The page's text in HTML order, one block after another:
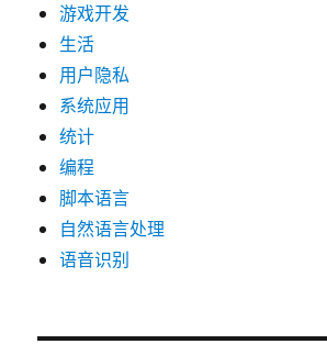
游戏开发
生活
用户隐私
系统应用
统计
编程
脚本语言
自然语言处理
语音识别